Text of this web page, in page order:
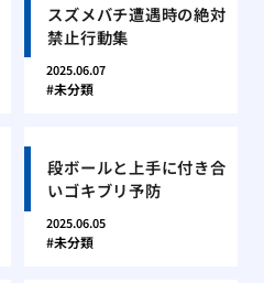
スズメバチ遭遇時の絶対
禁止行動集
2025.06.07
未分類
段ボールと上手に付き合
いゴキブリ予防
2025.06.05
未分類